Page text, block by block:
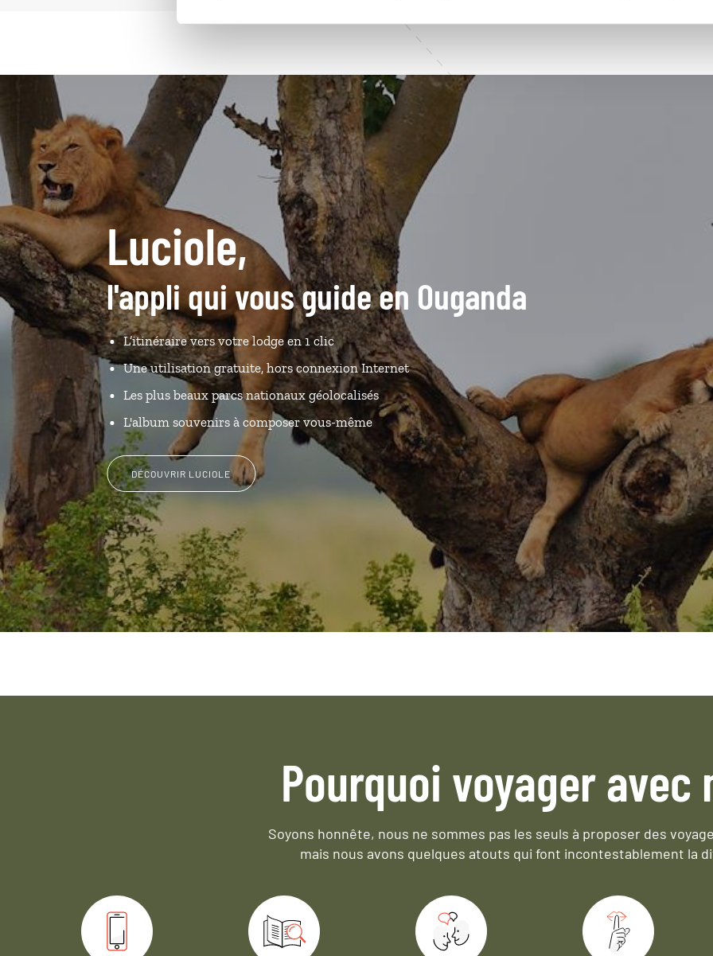
Luciole,
l'appli qui vous guide en Ouganda
L’itinéraire vers votre lodge en 1 clic
Une utilisation gratuite, hors connexion Internet
Les plus beaux parcs nationaux géolocalisés
L'album souvenirs à composer vous-même
DÉCOUVRIR LUCIOLE
Pourquoi voyager avec
Soyons honnête, nous ne sommes pas les seuls à proposer des
mais nous avons quelques atouts qui font incontestablement la